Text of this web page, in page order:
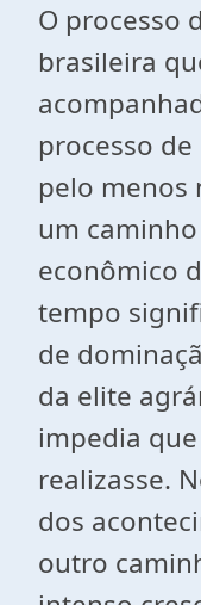
O processo
brasileira
processo
pelo menos
um
econômico
tempo
de
da elite
impedia
realizasse.
dos
outro